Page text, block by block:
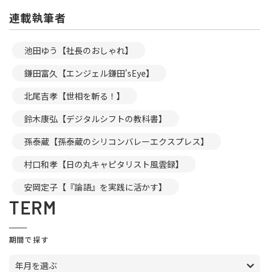
連載執筆者
池田ゆう【社長のおしゃれ】
鎌田富久【エンジェル鎌田’sEye】
北尾吉孝【世相を斬る！】
鈴木康弘【デジタルシフトの教科書】
孫泰蔵【孫泰蔵のシリコンバレーエクスプレス】
村口和孝【日の丸キャピタリスト風雲録】
安岡定子【『論語』を実践に活かす】
TERM
期間で探す
年月を選ぶ